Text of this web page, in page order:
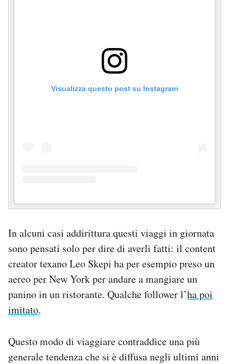
Visualizza questo post su Instagram
In alcuni casi addirittura questi viaggi in giornata
sono pensati solo per dire di averli fatti: il content
creator texano Leo Skepi ha per esempio preso un
aereo per New York per andare a mangiare un
panino in un ristorante. Qualche follower l’ha poi
imitato.
Questo modo di viaggiare contraddice una più
generale tendenza che si è diffusa negli ultimi anni